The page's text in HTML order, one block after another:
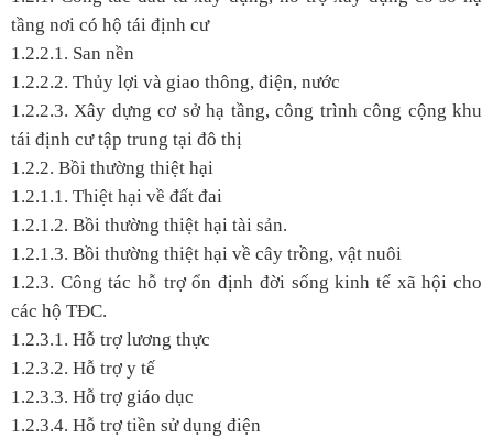
tầng nơi có hộ tái định cư
1.2.2.1. San nền
1.2.2.2. Thủy lợi và giao thông, điện, nước
1.2.2.3. Xây dựng cơ sở hạ tầng, công trình công cộng khu
tái định cư tập trung tại đô thị
1.2.2. Bồi thường thiệt hại
1.2.1.1. Thiệt hại về đất đai
1.2.1.2. Bồi thường thiệt hại tài sản.
1.2.1.3. Bồi thường thiệt hại về cây trồng, vật nuôi
1.2.3. Công tác hỗ trợ ổn định đời sống kinh tế xã hội cho
các hộ TĐC.
1.2.3.1. Hỗ trợ lương thực
1.2.3.2. Hỗ trợ y tế
1.2.3.3. Hỗ trợ giáo dục
1.2.3.4. Hỗ trợ tiền sử dụng điện